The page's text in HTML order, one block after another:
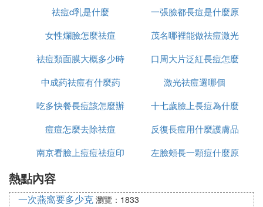
D. 我身上起了很多紅疙瘩,而且很癢,是什麼
如果是紅色的風團，有可能就是蕁麻疹，因為蕁麻疹
發生以後，會出現全身皮膚散在或者是大片狀的紅色
的風團。這些紅色的風團發生以後，會伴有一定程度
的瘙癢，有的甚至會伴有一些全身的症狀，比如發燒
或者是呼吸急促等。身上起紅疙瘩一般要考慮蕁麻疹
的可能，當然除了蕁麻疹，也有可能是其他因素導致
的皮膚過敏。比如蟲咬皮炎也會出現皮膚散在，孤立
性紅色的疙瘩。
理
什麼
祛痘d乳是什麼
一張臉都長痘是什麼原
因
女性爛臉怎麼祛痘
茂名哪裡能做祛痘激光
祛痘類面膜大概多少時
間用一次
口周大片泛紅長痘怎麼
辦
中成葯祛痘有什麼葯
激光祛痘選哪個
吃多快餐長痘該怎麼辦
十七歲臉上長痘為什麼
痘痘怎麼去除祛痘
反復長痘用什麼護膚品
祛痘
南京看臉上痘痘祛痘印
左臉頰長一顆痘什麼原
熱點內容
一次燕窩要多少克 瀏覽：1833